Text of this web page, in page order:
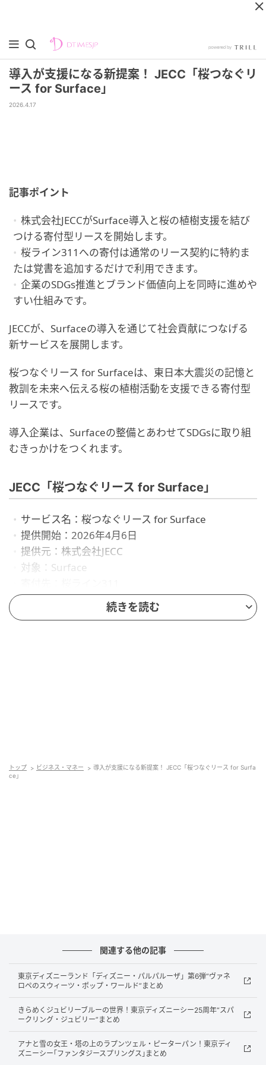
導入が支援になる新提案！ JECC「桜つなぐリ
ース for Surface」
2026.4.17
記事ポイント
株式会社JECCがSurface導入と桜の植樹支援を結び
つける寄付型リースを開始します。
桜ライン311への寄付は通常のリース契約に特約ま
たは覚書を追加するだけで利用できます。
企業のSDGs推進とブランド価値向上を同時に進めや
すい仕組みです。
JECCが、Surfaceの導入を通じて社会貢献につなげる
新サービスを展開します。
桜つなぐリース for Surfaceは、東日本大震災の記憶と
教訓を未来へ伝える桜の植樹活動を支援できる寄付型
リースです。
導入企業は、Surfaceの整備とあわせてSDGsに取り組
むきっかけをつくれます。
JECC「桜つなぐリース for Surface」
サービス名：桜つなぐリース for Surface
提供開始：2026年4月6日
提供元：株式会社JECC
対象：Surface
関連ページ：
https://www.jecc.com/service/list/kifree.html
JECCは、寄付に関わる事務手続きを代行するため、導
入企業は追加の事務負担を抑えながら活用できます。
導入メリット
追加費用：リース料以外は不要
続きを読む
トップ ビジネス・マネー
導入が支援になる新提案！ JECC「桜つなぐリース for Surfa
ce」
関連する他の記事
東京ディズニーランド「ディズニー・パルパルーザ」第6弾“ヴァネ
ロペのスウィーツ・ポップ・ワールド”まとめ
きらめくジュビリーブルーの世界！東京ディズニーシー25周年“スパ
ークリング・ジュビリー”まとめ
アナと雪の女王・塔の上のラプンツェル・ピーターパン！東京ディ
ズニーシー｢ファンタジースプリングス｣まとめ